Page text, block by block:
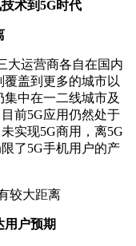
运营商各自在国内
盖到更多的城市以
中在一二线城市及
前5G应用仍然处于
实现5G商用，离5G
了5G手机用户的产
用户预期